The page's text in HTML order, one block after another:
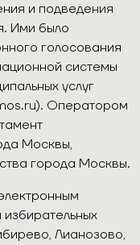
и подведения
Ими было
голосования
системы
услуг
Оператором
Москвы,
города Москвы.
Лианозово,